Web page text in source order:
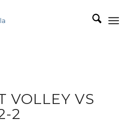
VOLLEY VS
2